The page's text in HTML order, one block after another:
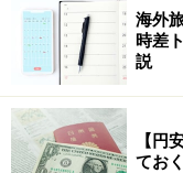
海外
時差
説
【円
てお